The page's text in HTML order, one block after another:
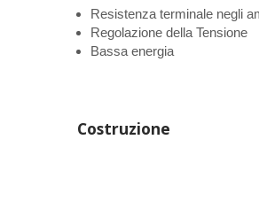
Resistenza terminale negli
Regolazione della Tensione
Bassa energia
Costruzione